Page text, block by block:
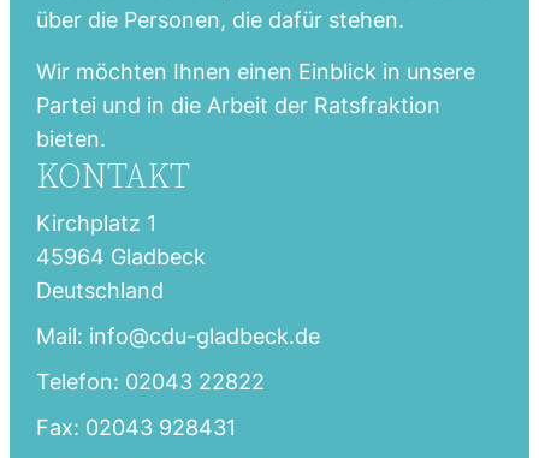
über die Personen, die dafür stehen.
Wir möchten Ihnen einen Einblick in unsere
Partei und in die Arbeit der Ratsfraktion
bieten.
KONTAKT
Kirchplatz 1
45964 Gladbeck
Deutschland
Mail: info@cdu-gladbeck.de
Telefon: 02043 22822
Fax: 02043 928431